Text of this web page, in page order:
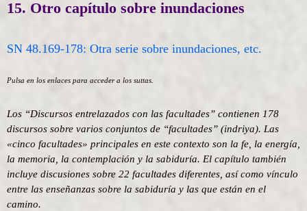
15. Otro capítulo sobre inundaciones
SN 48.169-178: Otra serie sobre inundaciones, etc.
Pulsa en los enlaces para acceder a los suttas.
Los “Discursos entrelazados con las facultades” contienen 178
discursos sobre varios conjuntos de “facultades” (indriya). Las
«cinco facultades» principales en este contexto son la fe, la energía,
la memoria, la contemplación y la sabiduría. El capítulo también
incluye discusiones sobre 22 facultades diferentes, así como vínculo
entre las enseñanzas sobre la sabiduría y las que están en el
camino.